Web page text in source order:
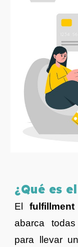
¿Qué es el
El fulfillment
abarca
para llevar